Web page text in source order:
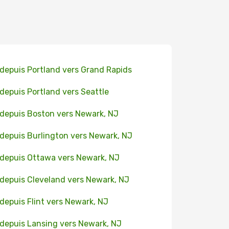
Portland vers Grand Rapids
Portland vers Seattle
Boston vers Newark, NJ
Burlington vers Newark, NJ
Ottawa vers Newark, NJ
Cleveland vers Newark, NJ
Flint vers Newark, NJ
Lansing vers Newark, NJ